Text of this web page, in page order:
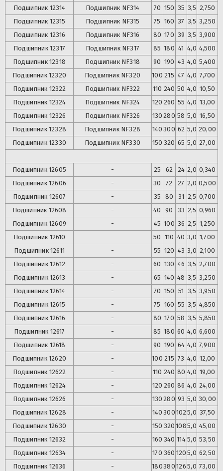
Подшипник 12314 Подшипник NF314 70 150 35 3,5 2,750
Подшипник 12315 Подшипник NF315 75 160 37 3,5 3,250
Подшипник 12316 Подшипник NF316 80 170 39 3,5 3,900
Подшипник 12317 Подшипник NF317 85 180 41 4,0 4,500
Подшипник 12318 Подшипник NF318 90 190 43 4,0 5,400
Подшипник 12320 Подшипник NF320 100 215 47 4,0 7,700
Подшипник 12322 Подшипник NF322 110 240 50 4,0 10,50
Подшипник 12324 Подшипник NF324 120 260 55 4,0 13,00
Подшипник 12326 Подшипник NF326 130 280 58 5,0 16,50
Подшипник 12328 Подшипник NF328 140 300 62 5,0 20,00
Подшипник 12330 Подшипник NF330 150 320 65 5,0 27,00
Подшипник 12605 - 25 62 24 2,0 0,340
Подшипник 12606 - 30 72 27 2,0 0,500
Подшипник 12607 - 35 80 31 2,5 0,700
Подшипник 12608 - 40 90 33 2,5 0,960
Подшипник 12609 - 45 100 36 2,5 1,250
Подшипник 12610 - 50 110 40 3,0 1,700
Подшипник 12611 - 55 120 43 3,0 2,100
Подшипник 12612 - 60 130 46 3,5 2,700
Подшипник 12613 - 65 140 48 3,5 3,250
Подшипник 12614 - 70 150 51 3,5 3,950
Подшипник 12615 - 75 160 55 3,5 4,850
Подшипник 12616 - 80 170 58 3,5 5,850
Подшипник 12617 - 85 180 60 4,0 6,600
Подшипник 12618 - 90 190 64 4,0 7,900
Подшипник 12620 - 100 215 73 4,0 12,00
Подшипник 12622 - 110 240 80 4,0 19,00
Подшипник 12624 - 120 260 86 4,0 24,00
Подшипник 12626 - 130 280 93 5,0 30,00
Подшипник 12628 - 140 300 1025,0 37,50
Подшипник 12630 - 150 320 1085,0 45,00
Подшипник 12632 - 160 340 114 5,0 53,50
Подшипник 12634 - 170 360 120 5,0 62,50
Подшипник 12636 - 180380 126 5,0 73,00